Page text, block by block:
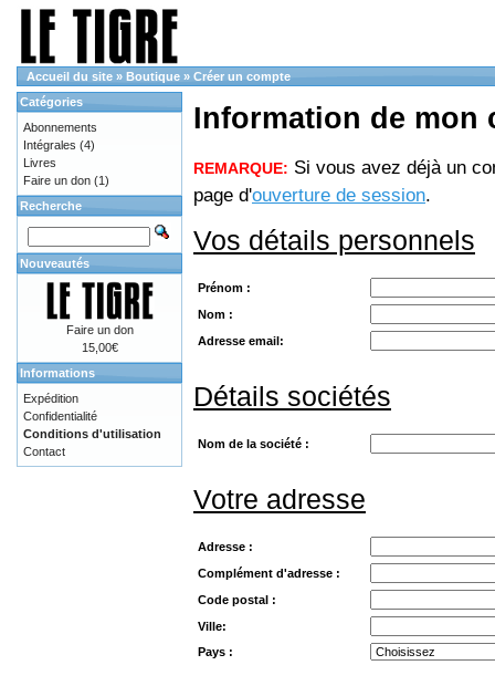
Accueil du site » Boutique » Créer un compte
Information de mon
REMARQUE: Si vous avez déjà un
page d'ouverture de session.
Vos détails personnels
Prénom :
Nom :
Adresse email:
Détails sociétés
Nom de la société :
Votre adresse
Adresse :
Complément d'adresse :
Code postal :
Ville:
Pays :
Catégories
Abonnements
Intégrales (4)
Livres
Faire un don (1)
Recherche
Nouveautés
Faire un don
15,00€
Informations
Expédition
Confidentialité
Conditions d'utilisation
Contact